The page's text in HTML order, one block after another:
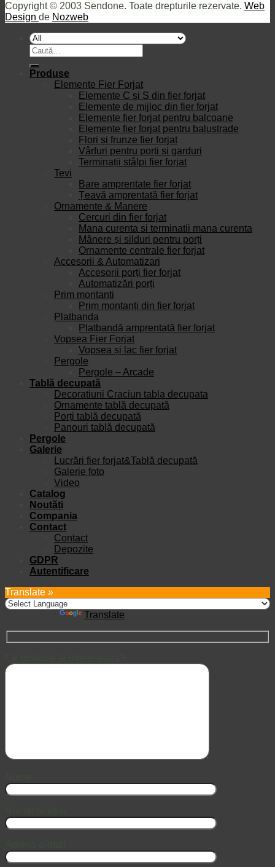
Copyright © 2003 Sendone. Toate drepturile rezervate. Web
Design de Nozweb
Caută
după:
Produse
Elemente Fier Forjat
Elemente C și S din fier forjat
Elemente de mijloc din fier forjat
Elemente fier forjat pentru balcoane
Elemente fier forjat pentru balustrade
Flori și frunze fier forjat
Vârfuri pentru porți și garduri
Terminații stâlpi fier forjat
Tevi
Bare amprentate fier forjat
Țeavă amprentată fier forjat
Ornamente & Manere
Cercuri din fier forjat
Mana curenta si terminatii mana curenta
Mânere și silduri pentru porți
Ornamente centrale fier forjat
Accesorii & Automatizari
Accesorii porți fier forjat
Automatizări porți
Prim montanti
Prim montanți din fier forjat
Platbanda
Platbandă amprentată fier forjat
Vopsea Fier Forjat
Vopsea și lac fier forjat
Pergole
Pergole – Arcade
Tablă decupată
Decoratiuni Craciun tabla decupata
Ornamente tablă decupată
Porți tablă decupată
Panouri tablă decupată
Pergole
Galerie
Lucrări fier forjat&Tablă decupată
Galerie foto
Video
Catalog
Noutăți
Compania
Contact
Contact
Depozite
GDPR
Autentificare
Translate »
Translate